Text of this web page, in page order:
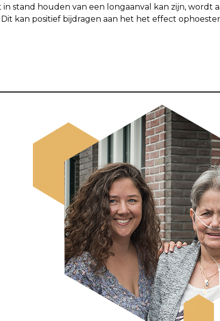
stand houden van een longaanval kan zijn, wordt
kan positief bijdragen aan het het effect